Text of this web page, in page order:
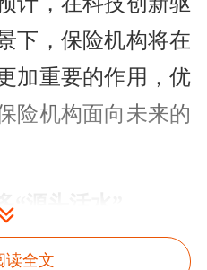
下，保险机构将在
加重要的作用，优
险机构面向未来的
“源头活水”
创产业的发展规律
读全文